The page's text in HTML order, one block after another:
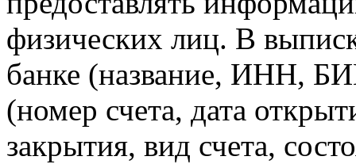
физических лиц. В
банке (название, ИНН,
(номер счета, дата
закрытия, вид счета,